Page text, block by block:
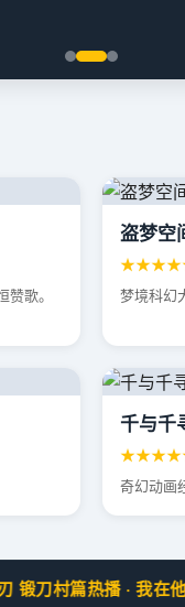
歌。
盗梦空
梦境科幻
千与千
奇幻动画
锻刀村篇热播 · 我